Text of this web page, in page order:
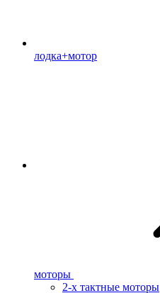
лодка+мотор
моторы
2-х тактные моторы